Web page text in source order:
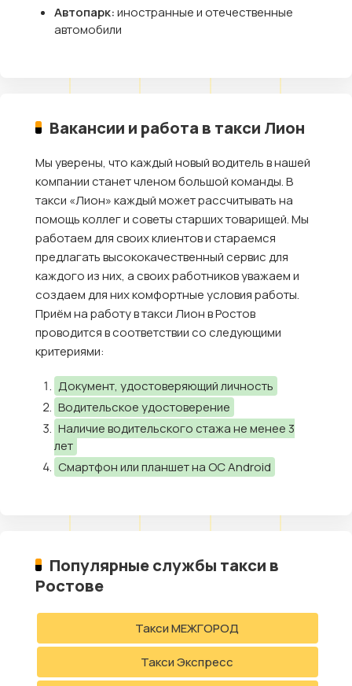
Автопарк:иностранные и отечественные
автомобили
Вакансии и работа в такси Лион
Мы уверены, что каждый новый водитель в нашей
компании станет членом большой команды. В
такси «Лион» каждый может рассчитывать на
помощь коллег и советы старших товарищей. Мы
работаем для своих клиентов и стараемся
предлагать высококачественный сервис для
каждого из них, а своих работников уважаем и
создаем для них комфортные условия работы.
Приём на работу в такси Лион в Ростов
проводится в соответствии со следующими
критериями:
Документ, удостоверяющий личность
Водительское удостоверение
Наличие водительского стажа не менее 3
лет
Смартфон или планшет на ОС Android
Популярные службы такси в
Ростове
Такси МЕЖГОРОД
Такси Экспресс